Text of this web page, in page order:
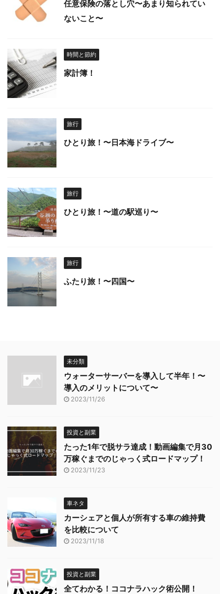
任意保険の落とし穴〜あまり知られてい
ないこと〜
時間と節約
家計簿！
旅行
ひとり旅！〜日本海ドライブ〜
旅行
ひとり旅！〜道の駅巡り〜
旅行
ふたり旅！〜四国〜
未分類
ウォーターサーバーを導入して半年！〜
導入のメリットについて〜
2023/11/26
投資と副業
たった1年で脱サラ達成！動画編集で月30
万稼ぐまでのじゃっく式ロードマップ！
2023/11/23
車ネタ
カーシェアと個人が所有する車の維持費
を比較について
2023/11/18
投資と副業
全てわかる！ココナラハック術公開！